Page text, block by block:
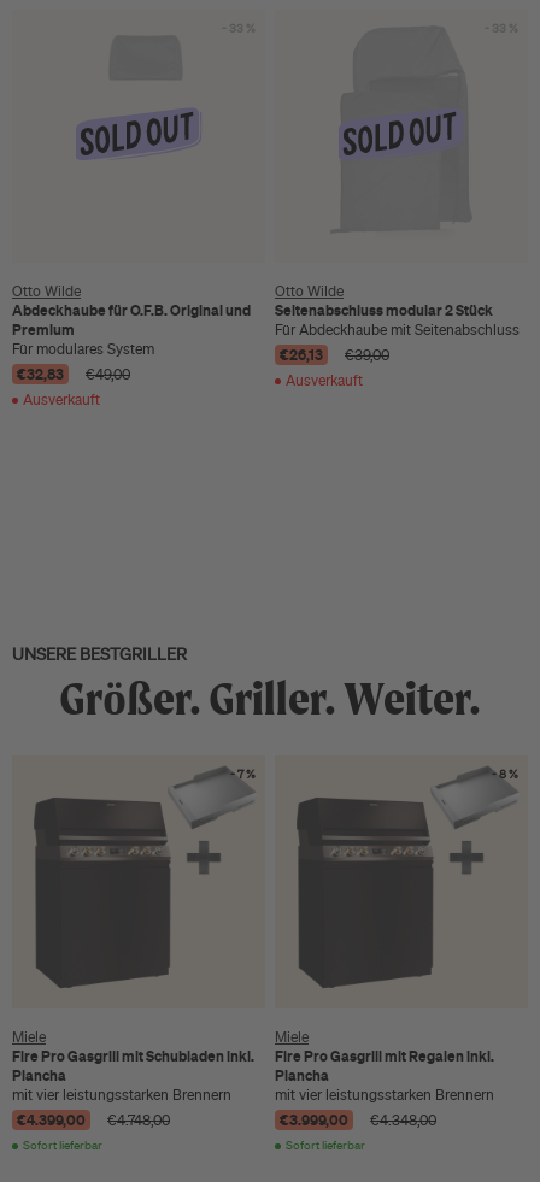
- 33 %
Otto Wilde
Abdeckhaube für O.F.B. Original und
Premium
Für modulares System
€32,83
€49,00
Ausverkauft
- 33 %
Otto Wilde
Seitenabschluss modular 2 Stück
Für Abdeckhaube mit Seitenabschluss
€26,13
€39,00
Ausverkauft
UNSERE BESTGRILLER
Größer. Griller. Weiter.
- 7 %
Miele
Fire Pro Gasgrill mit Schubladen inkl.
Plancha
mit vier leistungsstarken Brennern
€4.399,00 €4.748,00
Sofort lieferbar
- 8 %
Miele
Fire Pro Gasgrill mit Regalen inkl.
Plancha
mit vier leistungsstarken Brennern
€3.999,00 €4.348,00
Sofort lieferbar